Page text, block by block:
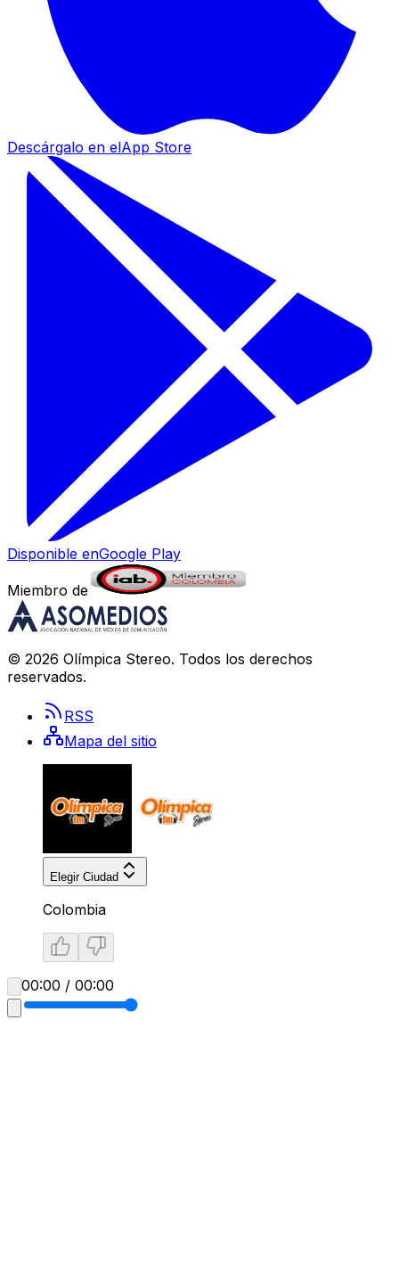
Descárgalo en elApp Store
Disponible enGoogle Play
Miembro de
© 2026 Olímpica Stereo. Todos los derechos
reservados.
RSS
Mapa del sitio
Elegir Ciudad
Colombia
00:00 / 00:00